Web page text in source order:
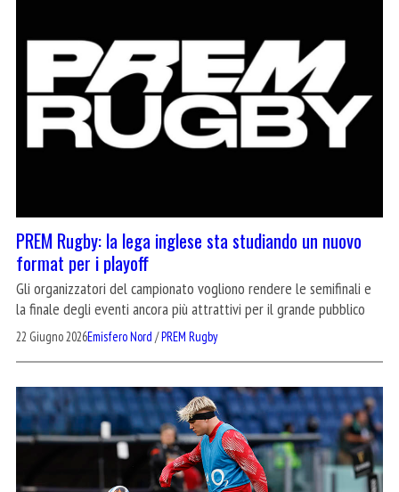
PREM Rugby: la lega inglese sta studiando un nuovo
format per i playoff
Gli organizzatori del campionato vogliono rendere le semifinali e
la finale degli eventi ancora più attrattivi per il grande pubblico
22 Giugno 2026Emisfero Nord /PREM Rugby